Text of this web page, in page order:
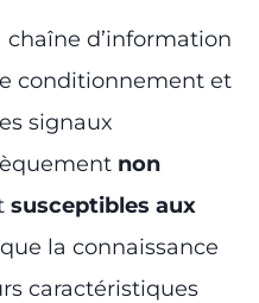
d’information
conditionnement et
signaux
non
susceptibles aux
la connaissance
caractéristiques